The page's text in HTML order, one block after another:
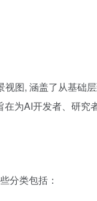
图, 涵盖了从基础
为AI开发者、研究
分类包括：